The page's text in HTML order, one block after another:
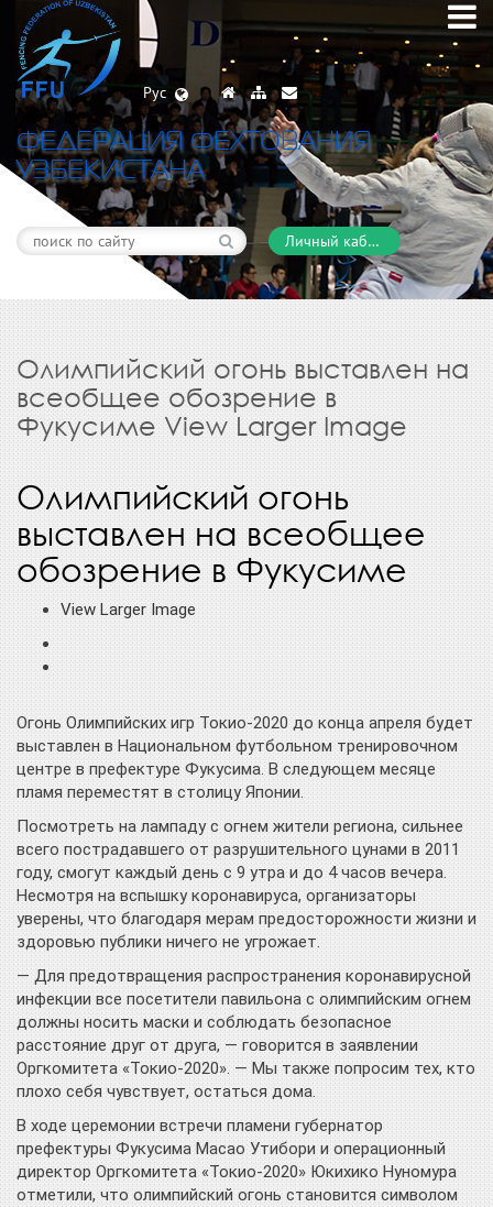
Рус
ФЕДЕРАЦИЯ ФЕХТОВАНИЯ
УЗБЕКИСТАНА
Личный кабинет
Олимпийский огонь выставлен на
всеобщее обозрение в
Фукусиме View Larger Image
Олимпийский огонь
выставлен на всеобщее
обозрение в Фукусиме
View Larger Image
Огонь Олимпийских игр Токио-2020 до конца апреля будет
выставлен в Национальном футбольном тренировочном
центре в префектуре Фукусима. В следующем месяце
пламя переместят в столицу Японии.
Посмотреть на лампаду с огнем жители региона, сильнее
всего пострадавшего от разрушительного цунами в 2011
году, смогут каждый день с 9 утра и до 4 часов вечера.
Несмотря на вспышку коронавируса, организаторы
уверены, что благодаря мерам предосторожности жизни и
здоровью публики ничего не угрожает.
— Для предотвращения распространения коронавирусной
инфекции все посетители павильона с олимпийским огнем
должны носить маски и соблюдать безопасное
расстояние друг от друга, — говорится в заявлении
Оргкомитета «Токио-2020». — Мы также попросим тех, кто
плохо себя чувствует, остаться дома.
В ходе церемонии встречи пламени губернатор
префектуры Фукусима Масао Утибори и операционный
директор Оргкомитета «Токио-2020» Юкихико Нуномура
отметили, что олимпийский огонь становится символом